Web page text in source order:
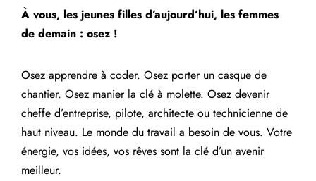
À vous, les jeunes filles d’aujourd’hui, les femmes
de demain : osez !
Osez apprendre à coder. Osez porter un casque de
chantier. Osez manier la clé à molette. Osez devenir
cheffe d’entreprise, pilote, architecte ou technicienne de
haut niveau. Le monde du travail a besoin de vous. Votre
énergie, vos idées, vos rêves sont la clé d’un avenir
meilleur.